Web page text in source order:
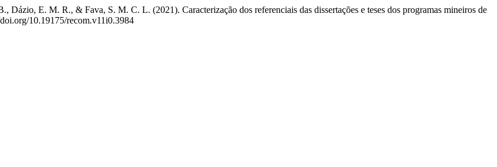
E. M. R., & Fava, S. M. C. L. (2021). Caracterização dos referenciais das dissertações e teses dos programas mineiros de
10.19175/recom.v11i0.3984